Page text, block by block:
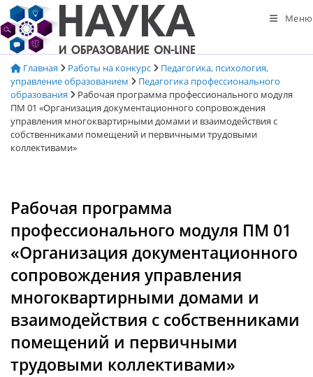
Перейти
к
содержимому
Меню
Главная Работы на конкурс
Педагогика, психология,
управление образованием
Педагогика профессионального
образования
Рабочая программа профессионального модуля
ПМ 01 «Организация документационного сопровождения
управления многоквартирными домами и взаимодействия с
собственниками помещений и первичными трудовыми
коллективами»
Рабочая программа
профессионального модуля ПМ 01
«Организация документационного
сопровождения управления
многоквартирными домами и
взаимодействия с собственниками
помещений и первичными
трудовыми коллективами»